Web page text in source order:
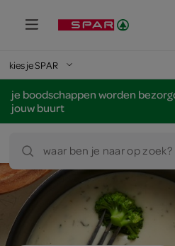
kies je SPAR
je boodschappen worden
jouw buurt
waar ben je naar op zoek?